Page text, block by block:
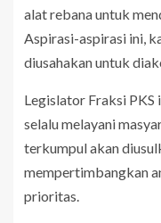
alat rebana untuk
Aspirasi-aspirasi ini,
diusahakan untuk
Legislator Fraksi
selalu melayani
terkumpul akan
mempertimbangkan
prioritas.